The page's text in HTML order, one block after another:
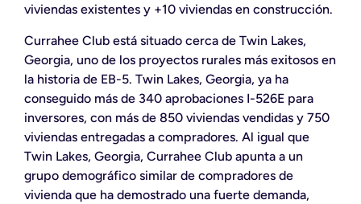
viviendas existentes y +10 viviendas en construcción.
Currahee Club está situado cerca de Twin Lakes,
Georgia, uno de los proyectos rurales más exitosos en
la historia de EB-5. Twin Lakes, Georgia, ya ha
conseguido más de 340 aprobaciones I-526E para
inversores, con más de 850 viviendas vendidas y 750
viviendas entregadas a compradores. Al igual que
Twin Lakes, Georgia, Currahee Club apunta a un
grupo demográfico similar de compradores de
vivienda que ha demostrado una fuerte demanda,